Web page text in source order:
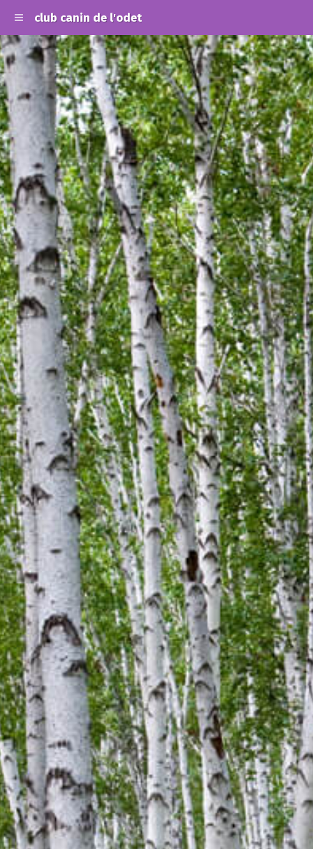
club canin de l'odet